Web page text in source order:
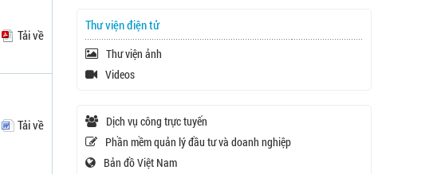
Tải về
Tải về
Thư viện điện tử
Thư viện ảnh
Videos
Dịch vụ công trực tuyến
Phần mềm quản lý đầu tư và doanh nghiệp
Bản đồ Việt Nam